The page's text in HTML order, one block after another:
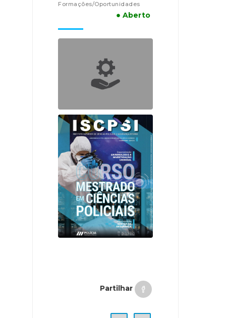
Formações/Oportunidades
● Aberto
Partilhar